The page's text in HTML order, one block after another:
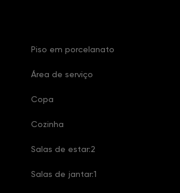
Piso em porcelanato
Área de serviço
Copa
Cozinha
Salas de estar:2
Salas de jantar:1